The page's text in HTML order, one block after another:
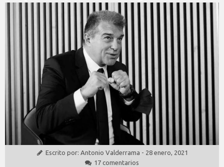
Escrito por: Antonio Valderrama - 28 enero, 2021
17 comentarios